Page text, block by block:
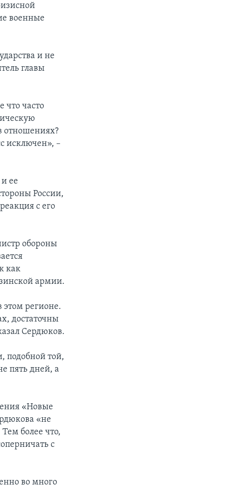
военные
и не
главы
что часто
отношениях?
исключен», –
ее
России,
с его
обороны
как
армии.
регионе.
достаточны
Сердюков.
подобной той,
пять дней, а
«Новые
«не
более что,
с
во много